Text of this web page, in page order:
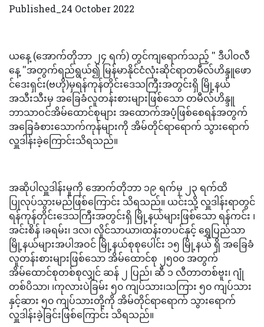
Published_24 October 2022
ယနေ့ (အောက်တိုဘာ ၂၄ ရက်) တွင်ကျရောက်သည့် '' ဒီပါဝလီ
နေ့ ''အတွက်ရည်ရွယ်၍ မြန်မာနိုင်ငံလုံးဆိုင်ရာတမီလ်ဟိန္ဒူဖော
င်ဒေးရှင်း(ဗဟို)မှရန်ကုန်တိုင်းဒေသကြီးအတွင်းရှိ မြို့နယ်
အသီးသီးမှ အခြေခံလူတန်းစားများဖြစ်သော တမီလ်ဟိန္ဒူ
ဘာသာဝင်အိမ်ထောင်စုများ အထောက်အပံ့ဖြစ်စေရန်အတွက်
အခြေခံစားသောက်ကုန်များကို အိမ်တိုင်ရာရောက် သွားရောက်
လှူဒါန်းခဲ့ကြောင်းသိရသည်။
အဆိုပါလှူဒါန်းမှုကို အောက်တိုဘာ ၁၉ ရက်မှ ၂၃ ရက်ထိ
ပြုလုပ်သွားမည်ဖြစ်ကြောင်း သိရသည်။ ယင်းသို့ လှူဒါန်းရာတွင်
ရန်ကုန်တိုင်းဒေသကြီးအတွင်းရှိ မြို့နယ်များဖြစ်သော ရန်ကင်း ၊
အင်းစိန် ၊ခရမ်း၊ ဒလ၊ လှိုင်သာယာ၊ထန်းတပင်နှင့် ရွှေပြည်သာ
မြို့နယ်များအပါအဝင် မြို့နယ်စုစုပေါင်း ၁၅ မြို့နယ် ရှိ အခြေခံ
လူတန်းစားများဖြစ်သော အိမ်ထောင်စု ၂၅၀၀ အတွက်
အိမ်ထောင်စုတစ်စုလျှင် ဆန် ၂ ပြည်၊ ဆီ ၁ လီတာတစ်ဗူး၊ ဂျုံ
တစ်ပိသာ၊ ၊ကုလားပဲခြမ်း ၅၀ ကျပ်သား၊သကြား ၅၀ ကျပ်သား
နှင့်ဆား ၅၀ ကျပ်သားတို့ကို အိမ်တိုင်ရာရောက် သွားရောက်
လှူဒါန်းခဲ့ခြင်းဖြစ်ကြောင်း သိရသည်။